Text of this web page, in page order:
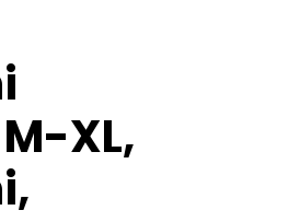
XL,